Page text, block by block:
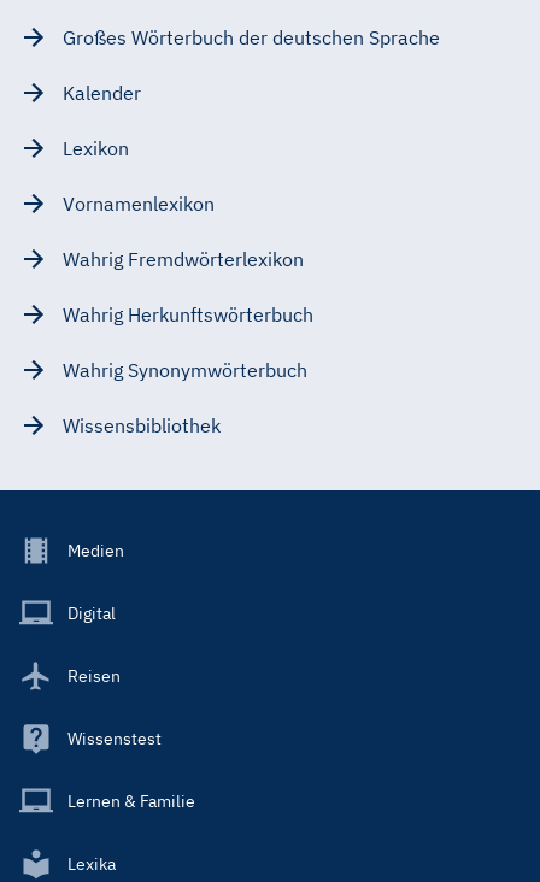
Großes Wörterbuch der deutschen Sprache
Kalender
Lexikon
Vornamenlexikon
Wahrig Fremdwörterlexikon
Wahrig Herkunftswörterbuch
Wahrig Synonymwörterbuch
Wissensbibliothek
Footer
Main
Medien
Digital
Reisen
Wissenstest
Lernen & Familie
Lexika